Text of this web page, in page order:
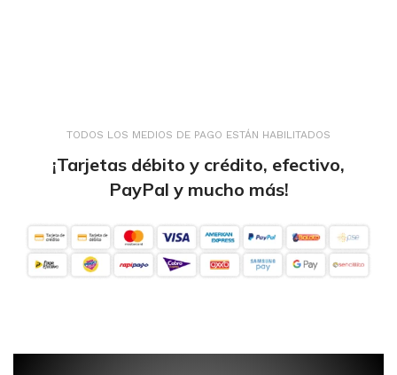
TODOS LOS MEDIOS DE PAGO ESTÁN HABILITADOS
¡Tarjetas débito y crédito, efectivo,
PayPal y mucho más!